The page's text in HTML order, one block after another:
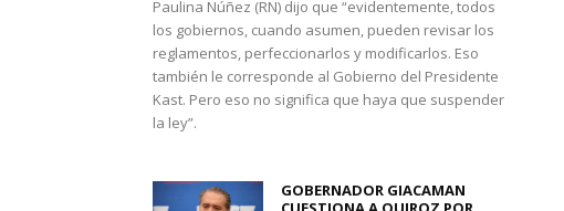
Paulina Núñez (RN) dijo que “evidentemente, todos
los gobiernos, cuando asumen, pueden revisar los
reglamentos, perfeccionarlos y modificarlos. Eso
también le corresponde al Gobierno del Presidente
Kast. Pero eso no significa que haya que suspender
la ley”.
GOBERNADOR GIACAMAN